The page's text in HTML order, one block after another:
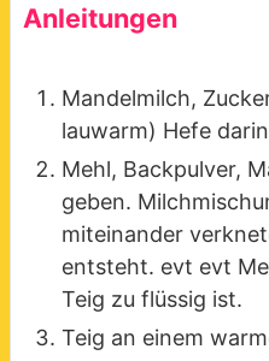
Anleitungen
Mandelmilch,
lauwarm) Hefe
Mehl, Backpulver,
geben.
miteinander
entsteht. evt evt
Teig zu flüssig ist.
Teig an einem